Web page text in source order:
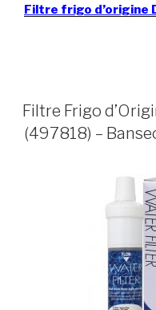
Filtre frigo d’origine
Filtre Frigo
(497818) –